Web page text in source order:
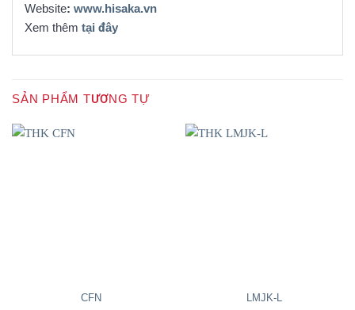
Website: www.hisaka.vn
Xem thêm tại đây
SẢN PHẨM TƯƠNG TỰ
CFN LMJK-L